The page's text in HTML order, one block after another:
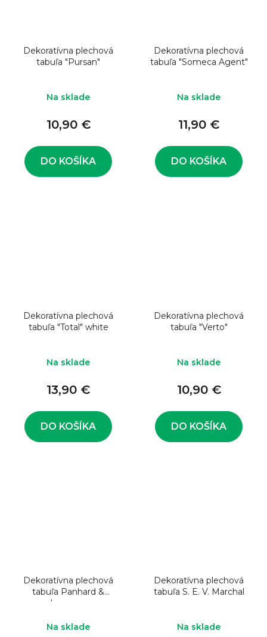
Dekoratívna plechová
tabuľa "Pursan"
Na sklade
10,90 €
DO KOŠÍKA
Dekoratívna plechová
tabuľa "Someca Agent"
Na sklade
11,90 €
DO KOŠÍKA
Dekoratívna plechová
tabuľa "Total" white
Na sklade
13,90 €
DO KOŠÍKA
Dekoratívna plechová
tabuľa "Verto"
Na sklade
10,90 €
DO KOŠÍKA
Dekoratívna plechová
tabuľa Panhard &
Levassor
Na sklade
Dekoratívna plechová
tabuľa S. E. V. Marchal
Na sklade